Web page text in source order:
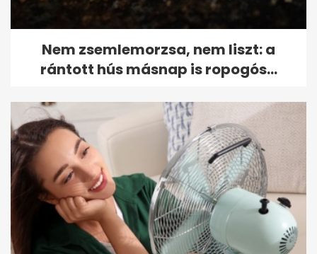
Nem zsemlemorzsa, nem liszt: a
rántott hús másnap is ropogós...